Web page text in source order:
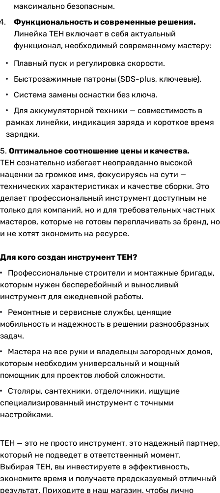
максимально безопасным.
Функциональность и современные решения.
Линейка TEH включает в себя актуальный
функционал, необходимый современному мастеру:
Плавный пуск и регулировка скорости.
Быстрозажимные патроны (SDS-plus, ключевые).
Система замены оснастки без ключа.
Для аккумуляторной техники — совместимость в
рамках линейки, индикация заряда и короткое время
зарядки.
5. Оптимальное соотношение цены и качества.
TEH сознательно избегает неоправданно высокой
наценки за громкое имя, фокусируясь на сути —
технических характеристиках и качестве сборки. Это
делает профессиональный инструмент доступным не
только для компаний, но и для требовательных частных
мастеров, которые не готовы переплачивать за бренд, но
и не хотят экономить на ресурсе.
Для кого создан инструмент TEH?
Профессиональные строители и монтажные бригады,
которым нужен бесперебойный и выносливый
инструмент для ежедневной работы.
Ремонтные и сервисные службы, ценящие
мобильность и надежность в решении разнообразных
задач.
Мастера на все руки и владельцы загородных домов,
которым необходим универсальный и мощный
помощник для проектов любой сложности.
Столяры, сантехники, отделочники, ищущие
специализированный инструмент с точными
настройками.
TEH — это не просто инструмент, это надежный партнер,
который не подведет в ответственный момент.
Выбирая TEH, вы инвестируете в эффективность,
экономите время и получаете предсказуемый отличный
результат. Приходите в наш магазин, чтобы лично